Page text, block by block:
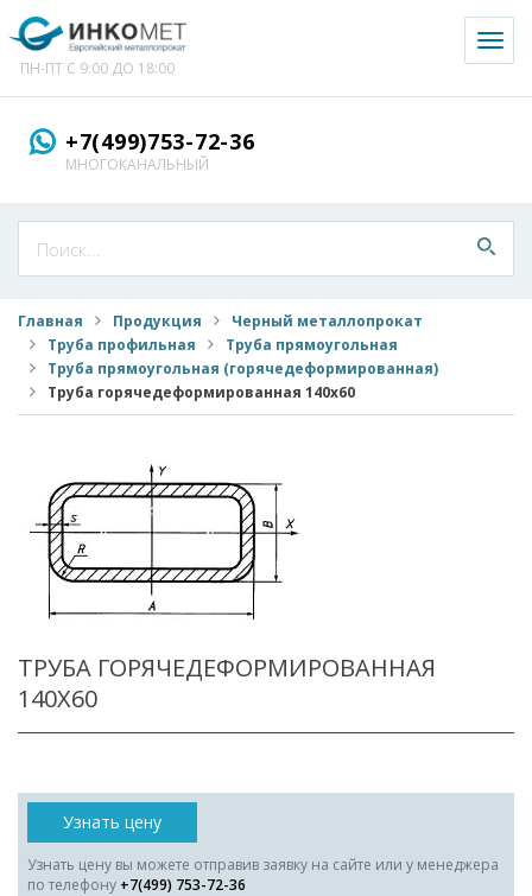
ПН-ПТ С 9:00 ДО 18:00
+7(499)753-72-36
МНОГОКАНАЛЬНЫЙ
Главная Продукция
Черный металлопрокат
Труба профильная
Труба прямоугольная
Труба прямоугольная (горячедеформированная)
Труба горячедеформированная 140x60
ТРУБА ГОРЯЧЕДЕФОРМИРОВАННАЯ
140X60
Узнать цену
Узнать цену вы можете отправив заявку на сайте или у менеджера
по телефону +7(499) 753-72-36